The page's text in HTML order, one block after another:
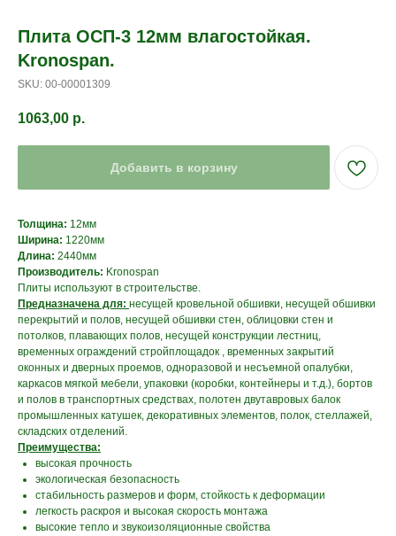
Плита ОСП-3 12мм влагостойкая.
Kronospan.
SKU: 00-00001309
1063,00 р.
Добавить в корзину
Толщина: 12мм
Ширина: 1220мм
Длина: 2440мм
Производитель: Kronospan
Плиты используют в строительстве.
Предназначена для: несущей кровельной обшивки, несущей обшивки
перекрытий и полов, несущей обшивки стен, облицовки стен и
потолков, плавающих полов, несущей конструкции лестниц,
временных ограждений стройплощадок , временных закрытий
оконных и дверных проемов, одноразовой и несъемной опалубки,
каркасов мягкой мебели, упаковки (коробки, контейнеры и т.д.), бортов
и полов в транспортных средствах, полотен двутавровых балок
промышленных катушек, декоративных элементов, полок, стеллажей,
складских отделений.
Преимущества:
высокая прочность
экологическая безопасность
стабильность размеров и форм, стойкость к деформации
легкость раскроя и высокая скорость монтажа
высокие тепло и звукоизоляционные свойства